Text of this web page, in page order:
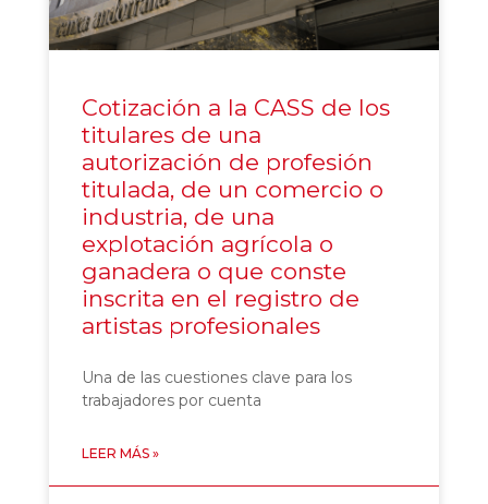
Cotización a la CASS de los
titulares de una
autorización de profesión
titulada, de un comercio o
industria, de una
explotación agrícola o
ganadera o que conste
inscrita en el registro de
artistas profesionales
Una de las cuestiones clave para los
trabajadores por cuenta
LEER MÁS »